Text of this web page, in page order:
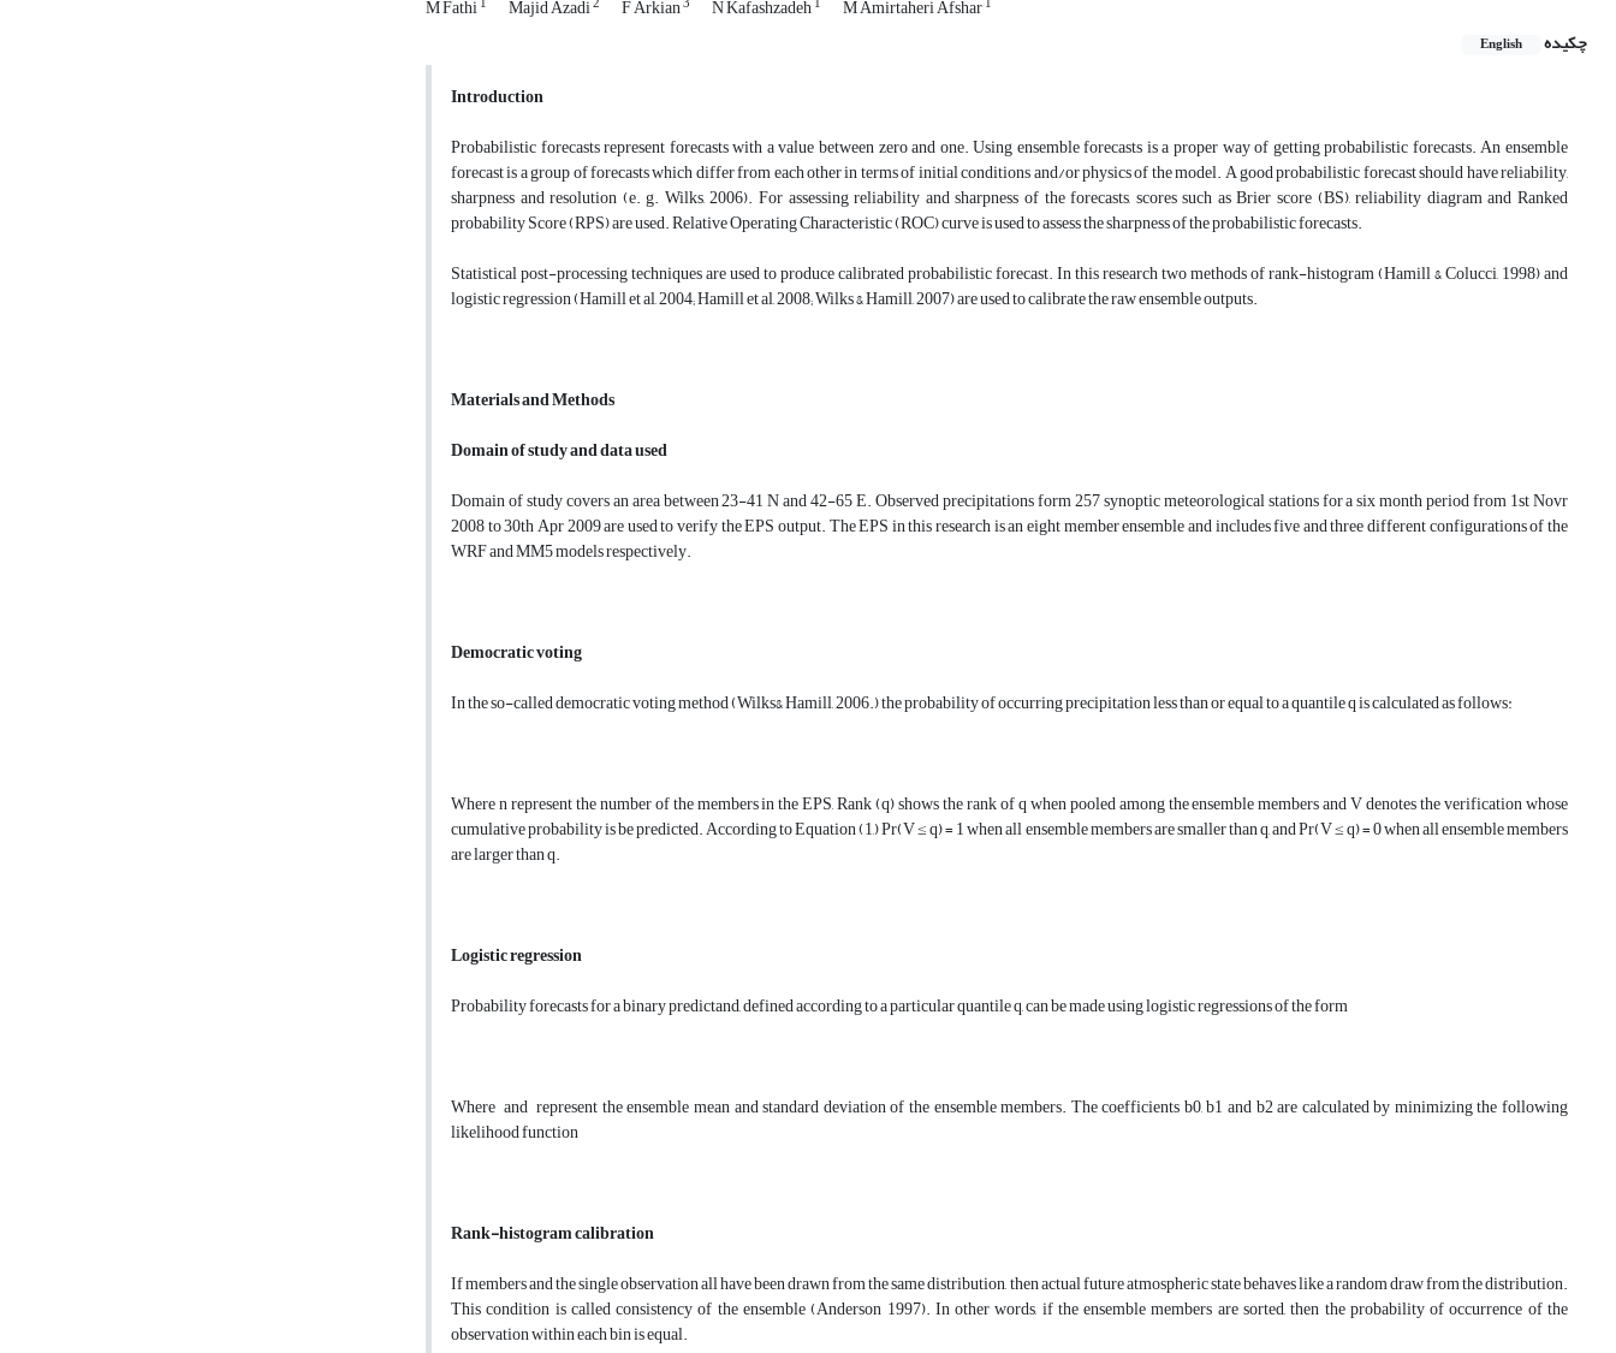
M Fathi Majid Azadi F Arkian N Kafashzadeh M Amirtaheri Afshar
چکیده English
Introduction
Probabilistic forecasts represent forecasts with a value between zero and one. Using ensemble forecasts is a proper way of getting probabilistic forecasts. An ensemble
forecast is a group of forecasts which differ from each other in terms of initial conditions and/or physics of the model. A good probabilistic forecast should have reliability,
sharpness and resolution (e. g. Wilks, 2006). For assessing reliability and sharpness of the forecasts, scores such as Brier score (BS), reliability diagram and Ranked
probability Score (RPS) are used. Relative Operating Characteristic (ROC) curve is used to assess the sharpness of the probabilistic forecasts.
Statistical post-processing techniques are used to produce calibrated probabilistic forecast. In this research two methods of rank-histogram (Hamill & Colucci, 1998) and
logistic regression (Hamill et al, 2004; Hamill et al, 2008; Wilks & Hamill, 2007) are used to calibrate the raw ensemble outputs.
Materials and Methods
Domain of study and data used
Domain of study covers an area between 23-41 N and 42-65 E. Observed precipitations form 257 synoptic meteorological stations for a six month period from 1st Novr
2008 to 30th Apr 2009 are used to verify the EPS output. The EPS in this research is an eight member ensemble and includes five and three different configurations of the
WRF and MM5 models respectively.
Democratic voting
In the so-called democratic voting method (Wilks& Hamill, 2006.) the probability of occurring precipitation less than or equal to a quantile q is calculated as follows:
Where n represent the number of the members in the EPS, Rank (q) shows the rank of q when pooled among the ensemble members and V denotes the verification whose
cumulative probability is be predicted. According to Equation (1,) Pr(V ≤ q) = 1 when all ensemble members are smaller than q, and Pr(V ≤ q) = 0 when all ensemble members
are larger than q.
Logistic regression
Probability forecasts for a binary predictand, defined according to a particular quantile q, can be made using logistic regressions of the form
Where and represent the ensemble mean and standard deviation of the ensemble members. The coefficients b0, b1 and b2 are calculated by minimizing the following
likelihood function
Rank-histogram calibration
If members and the single observation all have been drawn from the same distribution, then actual future atmospheric state behaves like a random draw from the distribution.
This condition is called consistency of the ensemble (Anderson 1997). In other words, if the ensemble members are sorted, then the probability of occurrence of the
observation within each bin is equal.